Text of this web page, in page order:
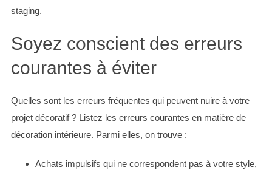
staging.
Soyez conscient des erreurs
courantes à éviter
Quelles sont les erreurs fréquentes qui peuvent nuire à votre
projet décoratif ? Listez les erreurs courantes en matière de
décoration intérieure. Parmi elles, on trouve :
Achats impulsifs qui ne correspondent pas à votre style,